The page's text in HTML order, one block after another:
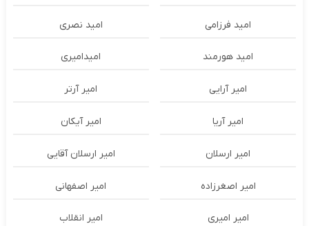
امید فرزامی امید نصری
امید هورمند امیدامیری
امیر آرایی امیر آرتر
امیر آریا امیر آیکان
امیر ارسلان امیر ارسلان آقایی
امیر اصغرزاده امیر اصفهانی
امیر امیری امیر انقلاب